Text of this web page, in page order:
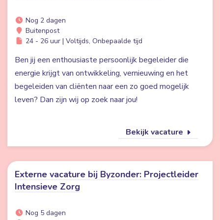
Nog 2 dagen
Buitenpost
24 - 26 uur | Voltijds, Onbepaalde tijd
Ben jij een enthousiaste persoonlijk begeleider die
energie krijgt van ontwikkeling, vernieuwing en het
begeleiden van cliënten naar een zo goed mogelijk
leven? Dan zijn wij op zoek naar jou!
Bekijk vacature
Externe vacature bij Byzonder: Projectleider
Intensieve Zorg
Nog 5 dagen